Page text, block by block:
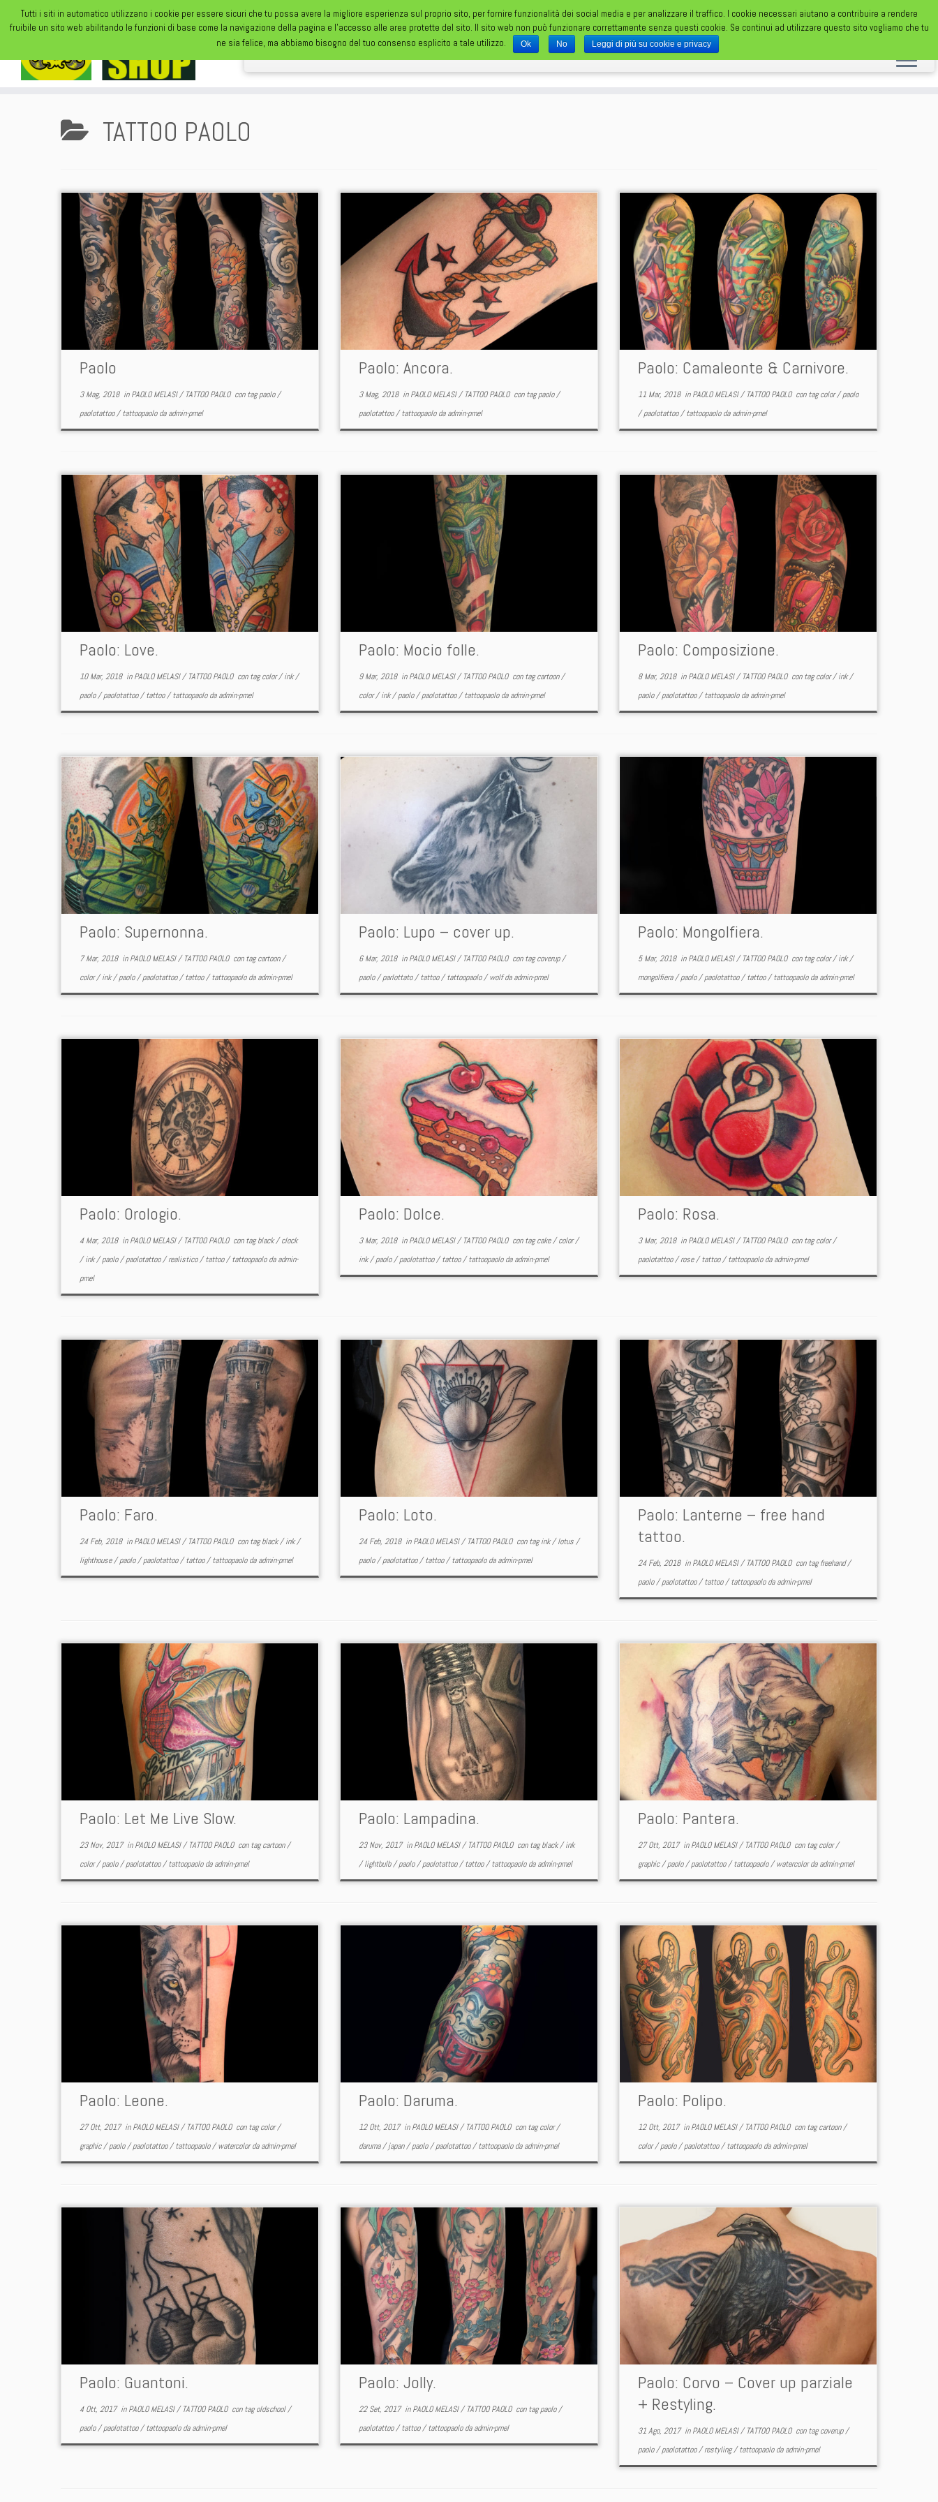
TATUAGGI DA UN FOLLE FOLLE MONDO
TATTOO PAOLO
Paolo
3 Mag, 2018inPAOLO MELASI/TATTOO PAOLO con tagpaolo/
paolotattoo/tattoopaolodaadmin-pmel
Paolo: Ancora.
3 Mag, 2018inPAOLO MELASI/TATTOO PAOLO con tagpaolo/
paolotattoo/tattoopaolodaadmin-pmel
Paolo: Camaleonte & Carnivore.
11 Mar, 2018inPAOLO MELASI/TATTOO PAOLO con tagcolor/paolo
/paolotattoo/tattoopaolodaadmin-pmel
Paolo: Love.
10 Mar, 2018inPAOLO MELASI/TATTOO PAOLO con tagcolor/ink/
paolo/paolotattoo/tattoo/tattoopaolodaadmin-pmel
Paolo: Mocio folle.
9 Mar, 2018inPAOLO MELASI/TATTOO PAOLO con tagcartoon/
color/ink/paolo/paolotattoo/tattoopaolodaadmin-pmel
Paolo: Composizione.
8 Mar, 2018inPAOLO MELASI/TATTOO PAOLO con tagcolor/ink/
paolo/paolotattoo/tattoopaolodaadmin-pmel
Paolo: Supernonna.
7 Mar, 2018inPAOLO MELASI/TATTOO PAOLO con tagcartoon/
color/ink/paolo/paolotattoo/tattoo/tattoopaolodaadmin-pmel
Paolo: Lupo – cover up.
6 Mar, 2018inPAOLO MELASI/TATTOO PAOLO con tagcoverup/
paolo/parlottato/tattoo/tattoopaolo/wolfdaadmin-pmel
Paolo: Mongolfiera.
5 Mar, 2018inPAOLO MELASI/TATTOO PAOLO con tagcolor/ink/
mongolfiera/paolo/paolotattoo/tattoo/tattoopaolodaadmin-pmel
Paolo: Orologio.
4 Mar, 2018inPAOLO MELASI/TATTOO PAOLO con tagblack/clock
/ink/paolo/paolotattoo/realistico/tattoo/tattoopaolodaadmin-
pmel
Paolo: Dolce.
3 Mar, 2018inPAOLO MELASI/TATTOO PAOLO con tagcake/color/
ink/paolo/paolotattoo/tattoo/tattoopaolodaadmin-pmel
Paolo: Rosa.
3 Mar, 2018inPAOLO MELASI/TATTOO PAOLO con tagcolor/
paolotattoo/rose/tattoo/tattoopaolodaadmin-pmel
Paolo: Faro.
24 Feb, 2018inPAOLO MELASI/TATTOO PAOLO con tagblack/ink/
lighthouse/paolo/paolotattoo/tattoo/tattoopaolodaadmin-pmel
Paolo: Loto.
24 Feb, 2018inPAOLO MELASI/TATTOO PAOLO con tagink/lotus/
paolo/paolotattoo/tattoo/tattoopaolodaadmin-pmel
Paolo: Lanterne – free hand
tattoo.
24 Feb, 2018inPAOLO MELASI/TATTOO PAOLO con tagfreehand/
paolo/paolotattoo/tattoo/tattoopaolodaadmin-pmel
Paolo: Let Me Live Slow.
23 Nov, 2017inPAOLO MELASI/TATTOO PAOLO con tagcartoon/
color/paolo/paolotattoo/tattoopaolodaadmin-pmel
Paolo: Lampadina.
23 Nov, 2017inPAOLO MELASI/TATTOO PAOLO con tagblack/ink
/lightbulb/paolo/paolotattoo/tattoo/tattoopaolodaadmin-pmel
Paolo: Pantera.
27 Ott, 2017inPAOLO MELASI/TATTOO PAOLO con tagcolor/
graphic/paolo/paolotattoo/tattoopaolo/watercolordaadmin-pmel
Paolo: Leone.
27 Ott, 2017inPAOLO MELASI/TATTOO PAOLO con tagcolor/
graphic/paolo/paolotattoo/tattoopaolo/watercolordaadmin-pmel
Paolo: Daruma.
12 Ott, 2017inPAOLO MELASI/TATTOO PAOLO con tagcolor/
daruma/japan/paolo/paolotattoo/tattoopaolodaadmin-pmel
Paolo: Polipo.
12 Ott, 2017inPAOLO MELASI/TATTOO PAOLO con tagcartoon/
color/paolo/paolotattoo/tattoopaolodaadmin-pmel
Paolo: Guantoni.
4 Ott, 2017inPAOLO MELASI/TATTOO PAOLO con tagoldschool/
paolo/paolotattoo/tattoopaolodaadmin-pmel
Paolo: Jolly.
22 Set, 2017inPAOLO MELASI/TATTOO PAOLO con tagpaolo/
paolotattoo/tattoo/tattoopaolodaadmin-pmel
Paolo: Corvo – Cover up parziale
+ Restyling.
31 Ago, 2017inPAOLO MELASI/TATTOO PAOLO con tagcoverup/
paolo/paolotattoo/restyling/tattoopaolodaadmin-pmel
Tutti i siti in automatico utilizzano i cookie per essere sicuri che tu possa avere la migliore esperienza sul proprio sito, per fornire funzionalità dei social media e per analizzare il traffico. I cookie necessari aiutano a contribuire a rendere
fruibile un sito web abilitando le funzioni di base come la navigazione della pagina e l'accesso alle aree protette del sito. Il sito web non può funzionare correttamente senza questi cookie. Se continui ad utilizzare questo sito vogliamo che tu
ne sia felice, ma abbiamo bisogno del tuo consenso esplicito a tale utilizzo.
Ok No Leggi di più su cookie e privacy